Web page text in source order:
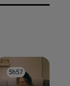
5h57
5h57